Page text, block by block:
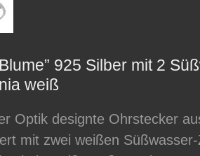
925 Silber mit 2
weiß
Optik designte Ohrstecker
mit zwei weißen